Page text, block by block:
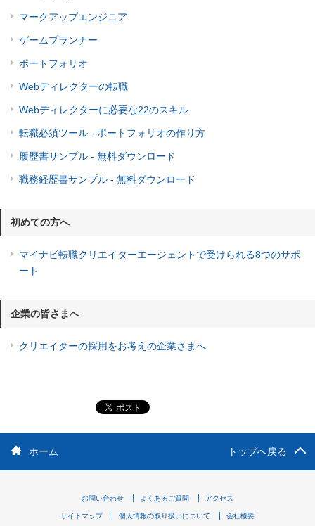
マークアップエンジニア
ゲームプランナー
ポートフォリオ
Webディレクターの転職
Webディレクターに必要な22のスキル
転職必須ツール - ポートフォリオの作り方
履歴書サンプル - 無料ダウンロード
職務経歴書サンプル - 無料ダウンロード
初めての方へ
マイナビ転職クリエイターエージェントで受けられる8つのサポ
ート
企業の皆さまへ
クリエイターの採用をお考えの企業さまへ
ホーム トップへ戻る
お問い合わせ よくあるご質問 アクセス
サイトマップ 個人情報の取り扱いについて 会社概要